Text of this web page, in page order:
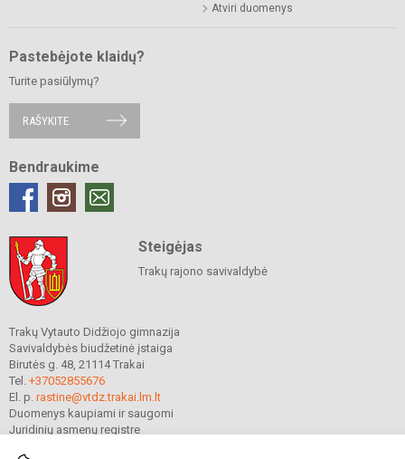
Atviri duomenys
Pastebėjote klaidų?
Turite pasiūlymų?
RAŠYKITE
Bendraukime
Steigėjas
Trakų rajono savivaldybė
Trakų Vytauto Didžiojo gimnazija
Savivaldybės biudžetinė įstaiga
Birutės g. 48, 21114 Trakai
Tel. +37052855676
El. p. rastine@vtdz.trakai.lm.lt
Duomenys kaupiami ir saugomi
Juridinių asmenų registre